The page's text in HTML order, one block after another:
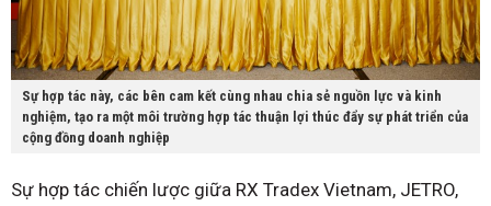
Sự hợp tác này, các bên cam kết cùng nhau chia sẻ nguồn lực và kinh
nghiệm, tạo ra một môi trường hợp tác thuận lợi thúc đẩy sự phát triển của
cộng đồng doanh nghiệp
Sự hợp tác chiến lược giữa RX Tradex Vietnam, JETRO,